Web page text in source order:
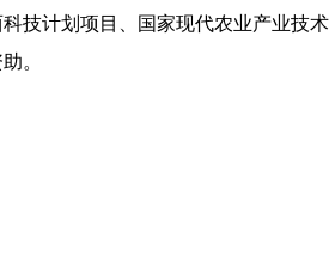
技计划项目、国家现代农业产业技
。